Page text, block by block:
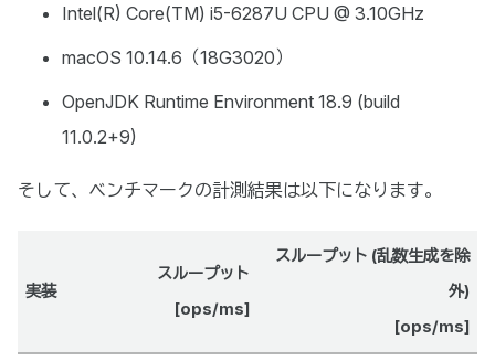
Intel(R) Core(TM) i5-6287U CPU @ 3.10GHz
macOS 10.14.6（18G3020）
OpenJDK Runtime Environment 18.9 (build
11.0.2+9)
そして、ベンチマークの計測結果は以下になります。
実装
スループット
[ops/ms]
スループット (乱数生成を除
外)
[ops/ms]